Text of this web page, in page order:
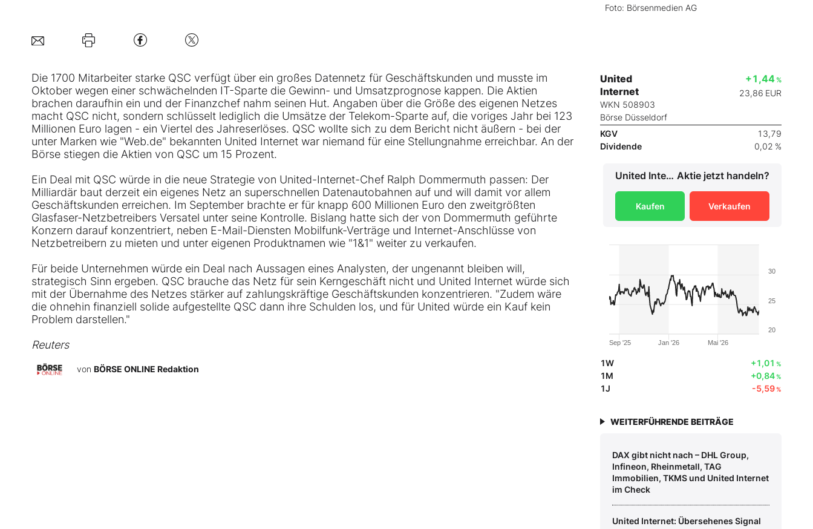
Foto: Börsenmedien AG
Die 1700 Mitarbeiter starke QSC verfügt über ein großes Datennetz für Geschäftskunden und musste im
Oktober wegen einer schwächelnden IT-Sparte die Gewinn- und Umsatzprognose kappen. Die Aktien
brachen daraufhin ein und der Finanzchef nahm seinen Hut. Angaben über die Größe des eigenen Netzes
macht QSC nicht, sondern schlüsselt lediglich die Umsätze der Telekom-Sparte auf, die voriges Jahr bei 123
Millionen Euro lagen - ein Viertel des Jahreserlöses. QSC wollte sich zu dem Bericht nicht äußern - bei der
unter Marken wie "Web.de" bekannten United Internet war niemand für eine Stellungnahme erreichbar. An der
Börse stiegen die Aktien von QSC um 15 Prozent.
Ein Deal mit QSC würde in die neue Strategie von United-Internet-Chef Ralph Dommermuth passen: Der
Milliardär baut derzeit ein eigenes Netz an superschnellen Datenautobahnen auf und will damit vor allem
Geschäftskunden erreichen. Im September brachte er für knapp 600 Millionen Euro den zweitgrößten
Glasfaser-Netzbetreibers Versatel unter seine Kontrolle. Bislang hatte sich der von Dommermuth geführte
Konzern darauf konzentriert, neben E-Mail-Diensten Mobilfunk-Verträge und Internet-Anschlüsse von
Netzbetreibern zu mieten und unter eigenen Produktnamen wie "1&1" weiter zu verkaufen.
Für beide Unternehmen würde ein Deal nach Aussagen eines Analysten, der ungenannt bleiben will,
strategisch Sinn ergeben. QSC brauche das Netz für sein Kerngeschäft nicht und United Internet würde sich
mit der Übernahme des Netzes stärker auf zahlungskräftige Geschäftskunden konzentrieren. "Zudem wäre
die ohnehin finanziell solide aufgestellte QSC dann ihre Schulden los, und für United würde ein Kauf kein
Problem darstellen."
Reuters
von BÖRSE ONLINE Redaktion
United
Internet
WKN 508903
Börse Düsseldorf
+1,44 %
23,86 EUR
KGV
13,79
Dividende
0,02 %
United Internet Aktie jetzt handeln?
Kaufen Verkaufen
Jan '26
Sep '25 Mai '26
20
25
30
1W +1,01 %
1M +0,84%
1J -5,59%
WEITERFÜHRENDE BEITRÄGE
DAX gibt nicht nach – DHL Group,
Infineon, Rheinmetall, TAG
Immobilien, TKMS und United Internet
im Check
United Internet: Übersehenes Signal